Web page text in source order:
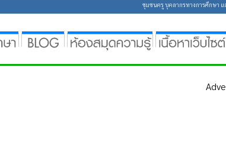
ชุมชนครู บุคลากรทางการศึกษา